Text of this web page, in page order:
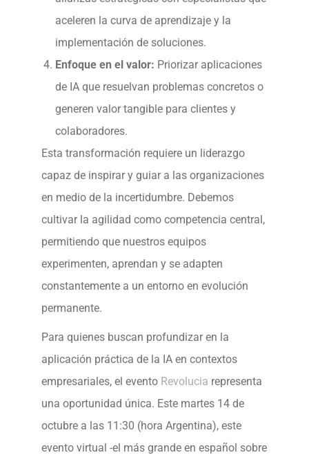
aceleren la curva de aprendizaje y la
implementación de soluciones.
Enfoque en el valor: Priorizar aplicaciones
de IA que resuelvan problemas concretos o
generen valor tangible para clientes y
colaboradores.
Esta transformación requiere un liderazgo
capaz de inspirar y guiar a las organizaciones
en medio de la incertidumbre. Debemos
cultivar la agilidad como competencia central,
permitiendo que nuestros equipos
experimenten, aprendan y se adapten
constantemente a un entorno en evolución
permanente.
Para quienes buscan profundizar en la
aplicación práctica de la IA en contextos
empresariales, el evento Revolucia representa
una oportunidad única. Este martes 14 de
octubre a las 11:30 (hora Argentina), este
evento virtual -el más grande en español sobre